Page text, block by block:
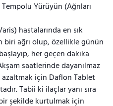
Yürüyün (Ağrıları
hastalarında en sık
ağrı olup, özellikle günün
her geçen dakika
saatlerinde dayanılmaz
azaltmak için Daflon Tablet
Tabii ki ilaçlar yanı sıra
şekilde kurtulmak için